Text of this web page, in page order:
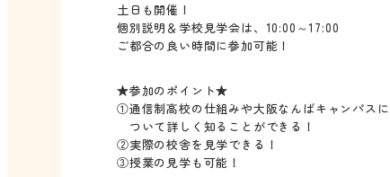
土日も開催！
個別説明＆学校見学会は、10:00～17:00
ご都合の良い時間に参加可能！
★参加のポイント★
①通信制高校の仕組みや大阪なんばキャンパスに
ついて詳しく知ることができる！
②実際の校舎を見学できる！
③授業の見学も可能！